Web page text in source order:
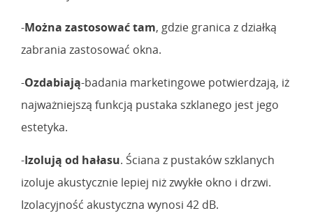
-Można zastosować tam, gdzie granica z działką
zabrania zastosować okna.
-Ozdabiają-badania marketingowe potwierdzają, iż
najważniejszą funkcją pustaka szklanego jest jego
estetyka.
-Izolują od hałasu. Ściana z pustaków szklanych
izoluje akustycznie lepiej niż zwykłe okno i drzwi.
Izolacyjność akustyczna wynosi 42 dB.